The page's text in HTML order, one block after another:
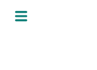
content